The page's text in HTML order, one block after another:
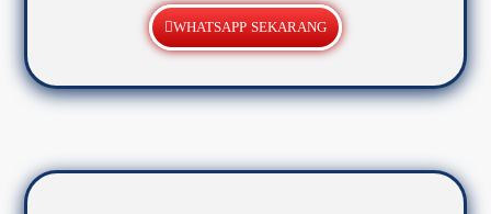
WHATSAPP SEKARANG